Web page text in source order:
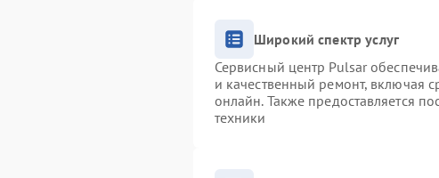
Широкий спектр услуг
Сервисный центр Pulsar
и качественный ремонт, включая
онлайн. Также предоставляется
техники